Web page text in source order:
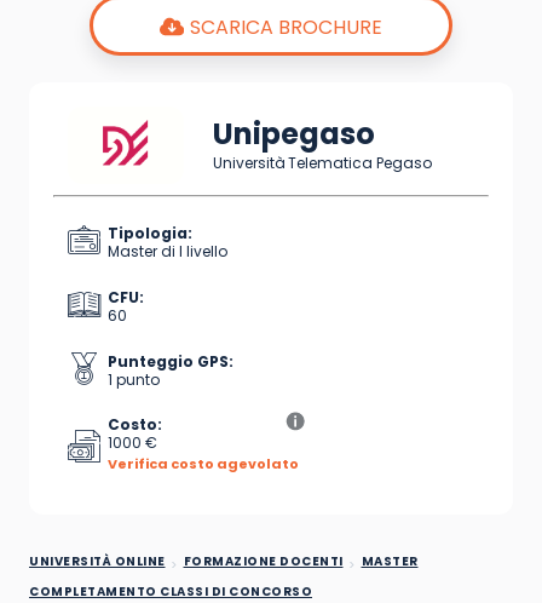
SCARICA BROCHURE
Unipegaso
Università Telematica Pegaso
Tipologia:
Master di I livello
CFU:
60
Punteggio GPS:
1 punto
Costo:
1000 €
Verifica costo agevolato
UNIVERSITÀ ONLINE FORMAZIONE DOCENTI
MASTER
COMPLETAMENTO CLASSI DI CONCORSO